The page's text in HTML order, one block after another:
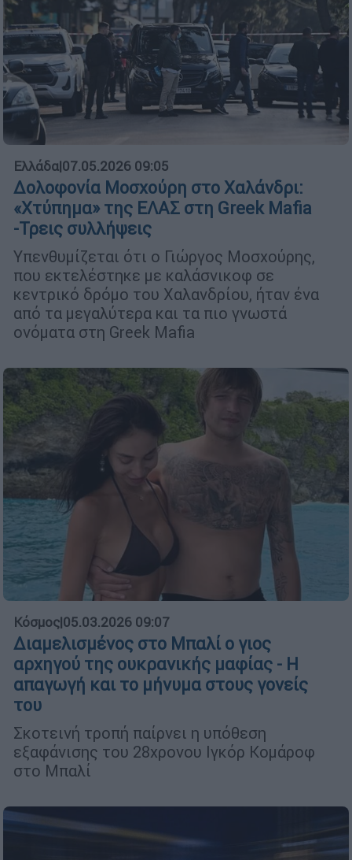
Ελλάδα|07.05.2026 09:05
Δολοφονία Μοσχούρη στο Χαλάνδρι:
«Χτύπημα» της ΕΛΑΣ στη Greek Mafia
-Τρεις συλλήψεις
Υπενθυμίζεται ότι ο Γιώργος Μοσχούρης,
που εκτελέστηκε με καλάσνικοφ σε
κεντρικό δρόμο του Χαλανδρίου, ήταν ένα
από τα μεγαλύτερα και τα πιο γνωστά
ονόματα στη Greek Mafia
Κόσμος|05.03.2026 09:07
Διαμελισμένος στο Μπαλί ο γιος
αρχηγού της ουκρανικής μαφίας - Η
απαγωγή και το μήνυμα στους γονείς
του
Σκοτεινή τροπή παίρνει η υπόθεση
εξαφάνισης του 28χρονου Ιγκόρ Κομάροφ
στο Μπαλί